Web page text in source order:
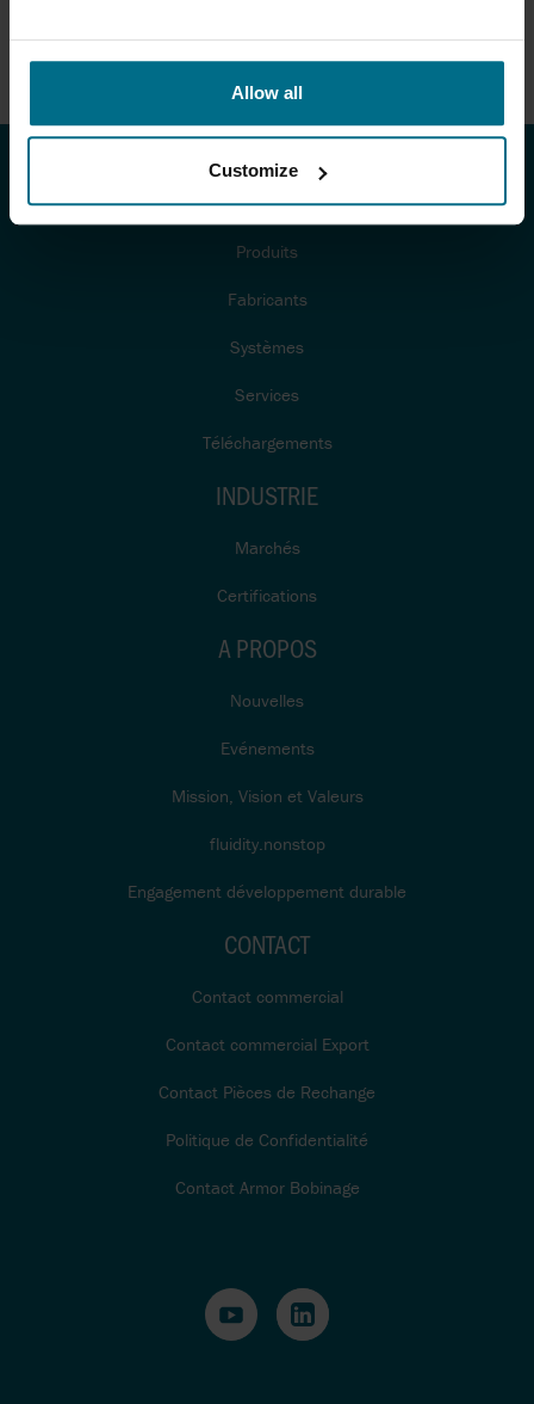
Allow all
Customize
Pression 550 bar
PRODUITS ET SERVICES
Produits
Fabricants
Systèmes
Services
Téléchargements
INDUSTRIE
Marchés
Certifications
A PROPOS
Nouvelles
Evénements
Mission, Vision et Valeurs
fluidity.nonstop
Engagement développement durable
CONTACT
Contact commercial
Contact commercial Export
Contact Pièces de Rechange
Politique de Confidentialité
Contact Armor Bobinage